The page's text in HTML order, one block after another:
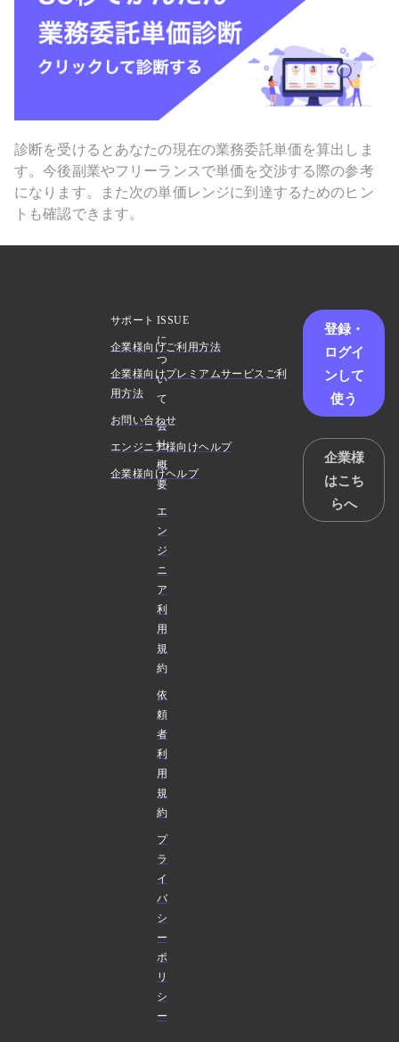
診断を受けるとあなたの現在の業務委託単価を算出しま
す。今後副業やフリーランスで単価を交渉する際の参考
になります。また次の単価レンジに到達するためのヒン
トも確認できます。
ISSUE
に
つ
い
て
会
社
概
要
エ
ン
ジ
ニ
ア
利
用
規
約
依
頼
者
利
用
規
約
プ
ラ
イ
バ
シ
ー
ポ
リ
シ
ー
サポート
企業様向けご利用方法
企業様向けプレミアムサービスご利
用方法
お問い合わせ
エンジニア様向けヘルプ
企業様向けヘルプ
登録・
ログイ
ンして
使う
企業様
はこち
らへ